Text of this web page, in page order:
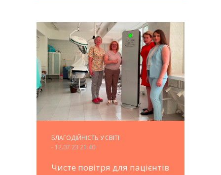
БЛАГОДІЙНІСТЬ У СВІТІ
- 12.07.23 21:40
Чисте повітря для пацієнтів